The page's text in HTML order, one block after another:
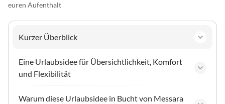
euren Aufenthalt
Kurzer Überblick
Eine Urlaubsidee für Übersichtlichkeit, Komfort
und Flexibilität
Warum diese Urlaubsidee in Bucht von Messara